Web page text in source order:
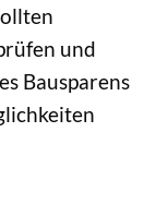
und
Bausparens